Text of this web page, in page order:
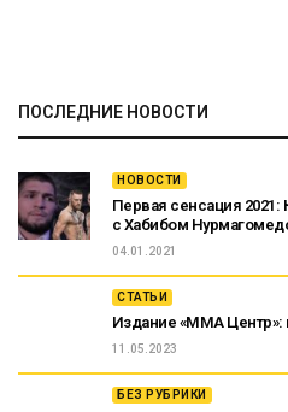
ПОСЛЕДНИЕ НОВОСТИ
НОВОСТИ
Первая сенсация 2021:
с Хабибом
04.01.2021
СТАТЬИ
Издание «ММА Центр»:
11.05.2023
БЕЗ РУБРИКИ